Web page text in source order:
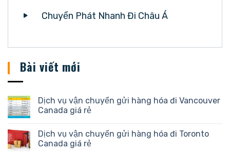
Chuyển Phát Nhanh Đi Châu Á
Bài viết mới
Dịch vụ vận chuyển gửi hàng hóa đi Vancouver
Canada giá rẻ
Dịch vụ vận chuyển gửi hàng hóa đi Toronto
Canada giá rẻ